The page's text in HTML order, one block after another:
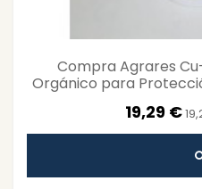
Compra Agrares
Orgánico para
19,29 €